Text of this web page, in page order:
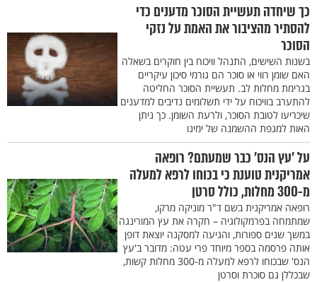
כך שיחדה תעשיית הסוכר מדענים כדי
להסתיר מהציבור את האמת על נזקי
הסוכר
בשנות השישים, התנהל וויכוח בין חוקרים בשאלה
האם שומן רווי או סוכר הם גורמי סיכון עיקריים
בגרימת מחלות לב. תעשיית הסוכר החליטה
להתערב בוויכוח על ידי תשלומים נדיבים למדענים
שיכריעו לטובת הסוכר, ולרעת השומן. כך ניתן
האות למגפת ההשמנה של ימינו
על ’עץ הנס’ כבר שמעתם? רופאה
אמריקנית טוענת כי בכוחו לרפא למעלה
מ-300 מחלות, כולל סרטן
רופאה אמריקנית בשם ד"ר מוניקה מרקו,
שמתמחה בפרמקולוגיה – חקרה את עץ המורינגה
במשך שנים ספורות, והגיעה למסקנה יוצאת דופן
אותה פרסמה בספר מיוחד פרי עטה: מדובר ב'עץ
הנס' שבכוחו לרפא למעלה מ-300 מחלות קשות,
שבכללן גם סוכרת וסרטן